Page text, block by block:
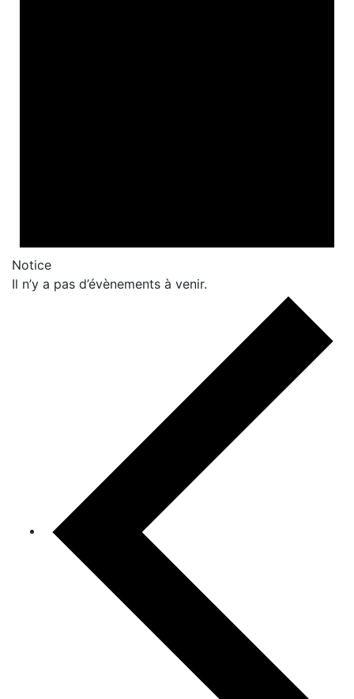
Notice
Il n’y a pas d’évènements à venir.